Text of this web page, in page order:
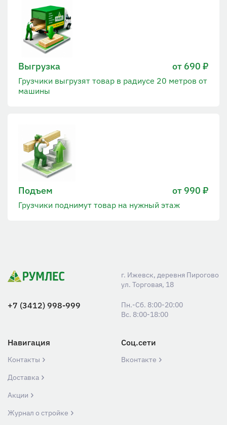
Выгрузка от 690 ₽
Грузчики выгрузят товар в радиусе 20 метров от
машины
Подъем от 990 ₽
Грузчики поднимут товар на нужный этаж
г. Ижевск, деревня Пирогово
ул. Торговая, 18
+7 (3412) 998-999
Пн.-Сб. 8:00-20:00
Вс. 8:00-18:00
Навигация
Контакты
Доставка
Акции
Журнал о стройке
Соц.сети
Вконтакте